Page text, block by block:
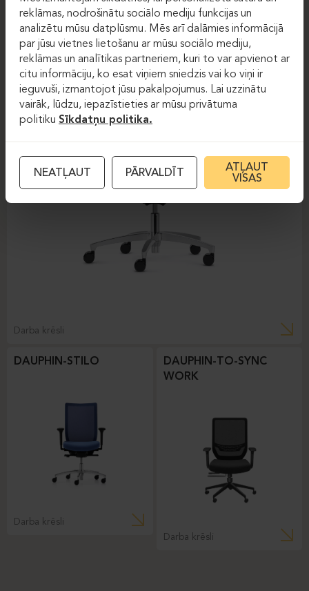
DAUPHIN-SHAPE MESH
Darba krēsli
DAUPHIN-STILO
Darba krēsli
DAUPHIN-TO-SYNC
WORK
Darba krēsli
reklāmas, nodrošinātu sociālo mediju funkcijas un
analizētu mūsu datplūsmu. Mēs arī dalāmies informācijā
par jūsu vietnes lietošanu ar mūsu sociālo mediju,
reklāmas un analītikas partneriem, kuri to var apvienot ar
citu informāciju, ko esat viņiem sniedzis vai ko viņi ir
ieguvuši, izmantojot jūsu pakalpojumus. Lai uzzinātu
vairāk, lūdzu, iepazīstieties ar mūsu privātuma
politiku Sīkdatņu politika.
NEATĻAUT PĀRVALDĪT
ATĻAUT
VISAS